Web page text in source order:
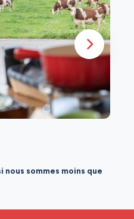
nous sommes moins que